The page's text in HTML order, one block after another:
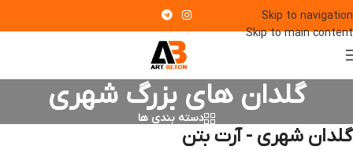
Skip to navigation
Skip to main content
گلدان های بزرگ شهری
دسته بندی ها
گلدان شهری - آرت بتن